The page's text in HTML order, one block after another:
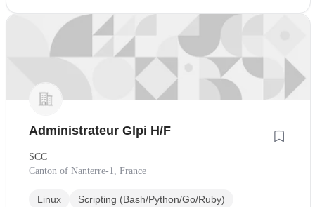
Administrateur Glpi H/F
SCC
Canton of Nanterre-1, France
Linux Scripting (Bash/Python/Go/Ruby)